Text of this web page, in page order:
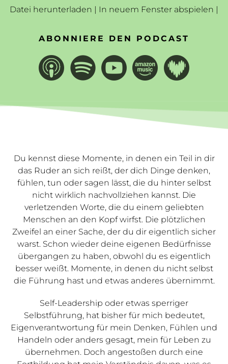
Seconds30
Datei herunterladen | In neuem Fenster abspielen |
ABONNIERE DEN PODCAST
Du kennst diese Momente, in denen ein Teil in dir
das Ruder an sich reißt, der dich Dinge denken,
fühlen, tun oder sagen lässt, die du hinter selbst
nicht wirklich nachvollziehen kannst. Die
verletzenden Worte, die du einem geliebten
Menschen an den Kopf wirfst. Die plötzlichen
Zweifel an einer Sache, der du dir eigentlich sicher
warst. Schon wieder deine eigenen Bedürfnisse
übergangen zu haben, obwohl du es eigentlich
besser weißt. Momente, in denen du nicht selbst
die Führung hast und etwas anderes übernimmt.
Self-Leadership oder etwas sperriger
Selbstführung, hat bisher für mich bedeutet,
Eigenverantwortung für mein Denken, Fühlen und
Handeln oder anders gesagt, mein für Leben zu
übernehmen. Doch angestoßen durch eine